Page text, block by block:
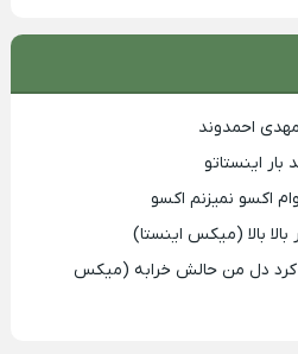
احمدوند
اینستاتو
اکسو نمیزنم اکسو
بالا (میکس اینستا)
کرد دل من حالش خرابه (میکس